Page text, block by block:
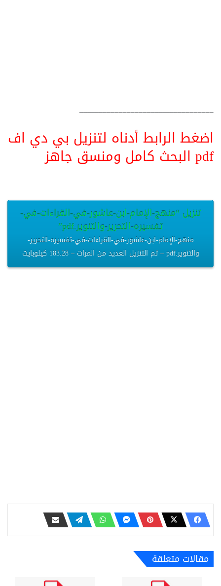
__________________________________
اضغط الرابط أدناه لتنزيل بي دي اف
pdf البحث كامل ومنسق جاهز
تنزيل “منهج-الإمام-ابن-عاشور-في-القراءات-في-
تفسيره-التحرير-والتنوير.pdf”
منهج-الإمام-ابن-عاشور-في-القراءات-في-تفسيره-التحرير-
والتنوير.pdf – تم التنزيل العديد من المرات – 183.28 كيلوبايت
مقالات متعلقة